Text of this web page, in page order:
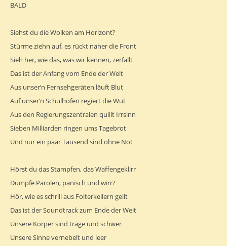
BALD
Siehst du die Wolken am Horizont?
Stürme ziehn auf, es rückt näher die Front
Sieh her, wie das, was wir kennen, zerfällt
Das ist der Anfang vom Ende der Welt
Aus unser‘n Fernsehgeräten läuft Blut
Auf unser’n Schulhöfen regiert die Wut
Aus den Regierungszentralen quillt Irrsinn
Sieben Milliarden ringen ums Tagebrot
Und nur ein paar Tausend sind ohne Not
Hörst du das Stampfen, das Waffengeklirr
Dumpfe Parolen, panisch und wirr?
Hör, wie es schrill aus Folterkellern gellt
Das ist der Soundtrack zum Ende der Welt
Unsere Körper sind träge und schwer
Unsere Sinne vernebelt und leer